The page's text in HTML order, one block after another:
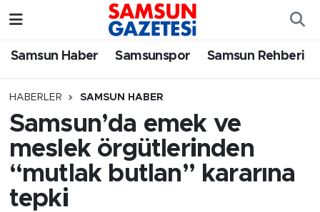
Samsun Haber Samsunspor Samsun Rehberi
HABERLER SAMSUN HABER
Samsun’da emek ve
meslek örgütlerinden
“mutlak butlan” kararına
tepki
Samsun Haber
Samsun Rehberi
Resmi İlanlar
Samsun Nöbetçi Eczaneler
SAMSUN Namaz Vakitleri
Samsun Trafik Yoğunluk Haritası
Süper Lig Puan Durumu ve Fikstür